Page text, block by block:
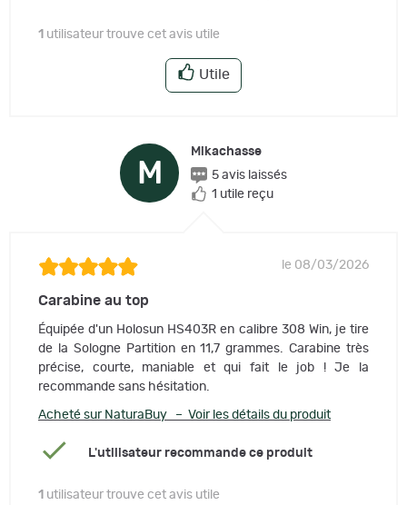
1 utilisateur trouve cet avis utile
Utile
M
Mikachasse
5 avis laissés
1 utile reçu
le 08/03/2026
Carabine au top
Équipée d'un Holosun HS403R en calibre 308 Win, je tire
de la Sologne Partition en 11,7 grammes. Carabine très
précise, courte, maniable et qui fait le job ! Je la
recommande sans hésitation.
Acheté sur NaturaBuy – Voir les détails du produit
L'utilisateur recommande ce produit
1 utilisateur trouve cet avis utile